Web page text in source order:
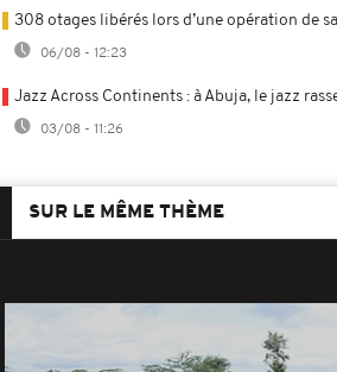
308 otages libérés lors d’une opération de
06/08 - 12:23
Jazz Across Continents : à Abuja, le jazz
03/08 - 11:26
SUR LE MÊME THÈME